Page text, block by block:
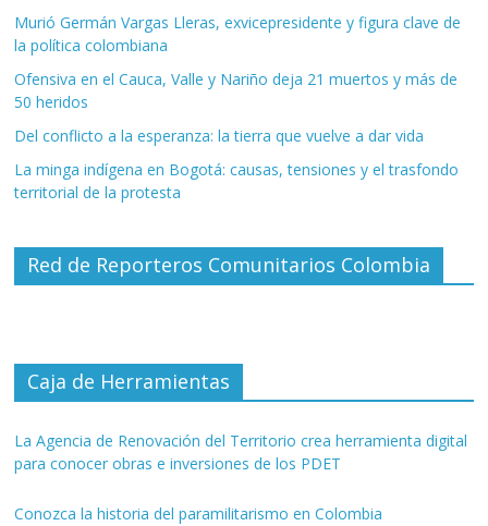
Murió Germán Vargas Lleras, exvicepresidente y figura clave de
la política colombiana
Ofensiva en el Cauca, Valle y Nariño deja 21 muertos y más de
50 heridos
Del conflicto a la esperanza: la tierra que vuelve a dar vida
La minga indígena en Bogotá: causas, tensiones y el trasfondo
territorial de la protesta
Red de Reporteros Comunitarios Colombia
Caja de Herramientas
La Agencia de Renovación del Territorio crea herramienta digital
para conocer obras e inversiones de los PDET
Conozca la historia del paramilitarismo en Colombia